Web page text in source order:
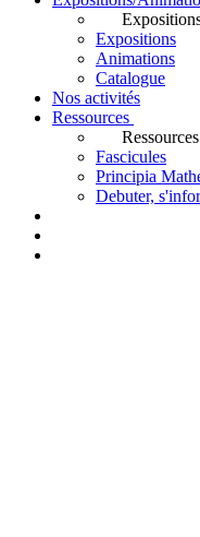
Expositions
Animations
Catalogue
Nos activités
Ressources
Ressources
Fascicules
Principia
Debuter,